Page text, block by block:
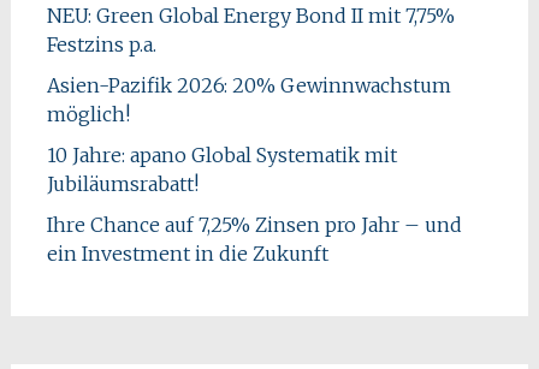
NEU: Green Global Energy Bond II mit 7,75%
Festzins p.a.
Asien-Pazifik 2026: 20% Gewinnwachstum
möglich!
10 Jahre: apano Global Systematik mit
Jubiläumsrabatt!
Ihre Chance auf 7,25% Zinsen pro Jahr – und
ein Investment in die Zukunft